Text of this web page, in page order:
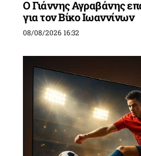
Ο Γιάννης Αγραβάνης
για τον Βίκο Ιωαννίνων
08/08/2026 16:32